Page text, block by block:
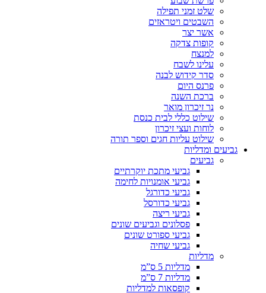
שלט זמני תפילה
השבטים ויטראזים
אשר יצר
קופות צדקה
למנצח
עלינו לשבח
סדר קידוש לבנה
פרנס היום
ברכת השנה
נר זיכרון מואר
שילוט כללי לבית כנסת
לוחות ועצי זיכרון
שילוט עליות חגים וספר תורה
גביעים ומדליות
גביעים
גביעי מתכת יוקרתיים
גביעי אומנויות לחימה
גביעי כדורגל
גביעי כדורסל
גביעי ריצה
פסלונים וגביעים שונים
גביעי ספורט שונים
גביעי שחיה
מדליות
מדליות 5 ס”מ
מדליות 7 ס”מ
קופסאות למדליות